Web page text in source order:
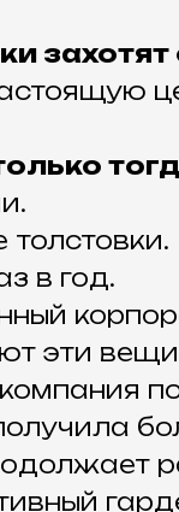
захотят
в год.
эти